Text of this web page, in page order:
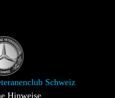
Schweiz
Hinweise